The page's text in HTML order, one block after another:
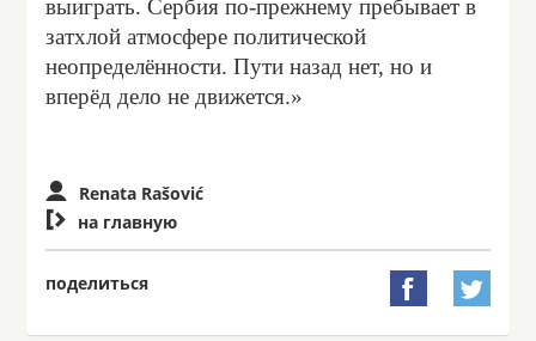
выиграть. Сербия по-прежнему пребывает в
затхлой атмосфере политической
неопределённости. Пути назад нет, но и
вперёд дело не движется.»
Renata Rašović
 на главную
поделиться  